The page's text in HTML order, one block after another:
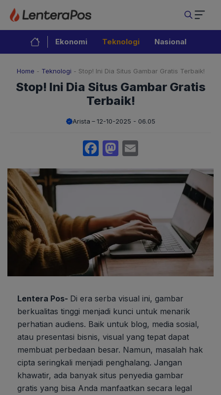
Langsung
isi
Ekonomi Teknologi Nasional
Home - Teknologi - Stop! Ini Dia Situs Gambar Gratis Terbaik!
Stop! Ini Dia Situs Gambar Gratis
Terbaik!
Arista 12-10-2025 - 06.05
Facebook
Mastodon
Lentera Pos- Di era serba visual ini, gambar
berkualitas tinggi menjadi kunci untuk menarik
perhatian audiens. Baik untuk blog, media sosial,
atau presentasi bisnis, visual yang tepat dapat
membuat perbedaan besar. Namun, masalah hak
cipta seringkali menjadi penghalang. Jangan
khawatir, ada banyak situs penyedia gambar
gratis yang bisa Anda manfaatkan secara legal